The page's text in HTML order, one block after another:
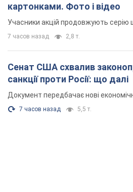
картонками. Фото і відео
Учасники акцій продовжують серію
7 часов назад 2,8 т.
Сенат США схвалив
санкції проти Росії: що далі
Документ передбачає нові
7 часов назад 5,5 т.